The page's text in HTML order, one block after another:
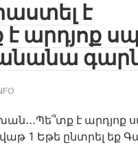
է
արդյոք
է արդյոք
1 Եթե ընտրել եք